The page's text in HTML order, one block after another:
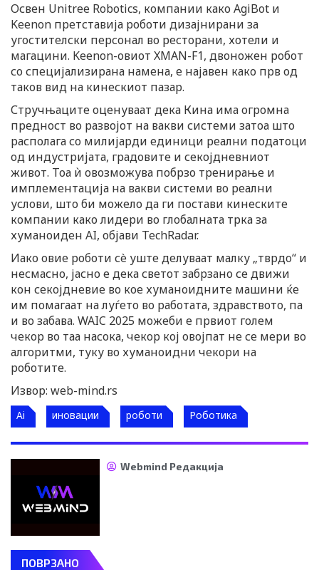
Освен Unitree Robotics, компании како AgiBot и
Keenon претставија роботи дизајнирани за
угостителски персонал во ресторани, хотели и
магацини. Keenon-овиот XMAN-F1, двоножен робот
со специјализирана намена, е најавен како прв од
таков вид на кинескиот пазар.
Стручњаците оценуваат дека Кина има огромна
предност во развојот на вакви системи затоа што
располага со милијарди единици реални податоци
од индустријата, градовите и секојдневниот
живот. Тоа ѝ овозможува побрзо тренирање и
имплементација на вакви системи во реални
услови, што би можело да ги постави кинеските
компании како лидери во глобалната трка за
хуманоиден AI, објави TechRadar.
Иако овие роботи сè уште делуваат малку „тврдo“ и
несмасно, јасно е дека светот забрзано се движи
кон секојдневие во кое хуманоидните машини ќе
им помагаат на луѓето во работата, здравството, па
и во забава. WAIC 2025 можеби е првиот голем
чекор во таа насока, чекор кој овојпат не се мери во
алгоритми, туку во хуманоидни чекори на
роботите.
Извор: web-mind.rs
Ai иновации роботи Роботика
Webmind Редакција
ПОВРЗАНО